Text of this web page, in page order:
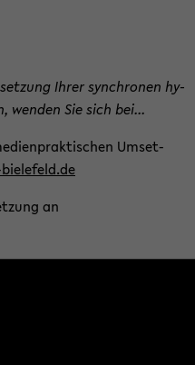
Ihrer syn­chro­nen hy­
Sie sich bei...
Um­set­
an